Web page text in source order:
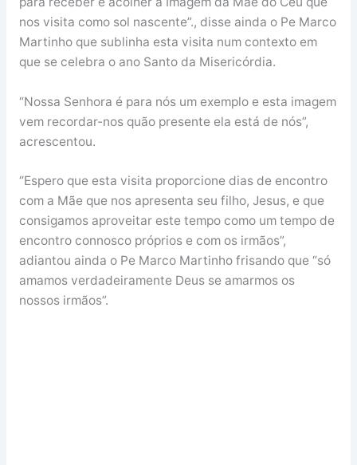
nos visita como sol nascente”., disse ainda o Pe Marco
Martinho que sublinha esta visita num contexto em
que se celebra o ano Santo da Misericórdia.
“Nossa Senhora é para nós um exemplo e esta imagem
vem recordar-nos quão presente ela está de nós”,
acrescentou.
“Espero que esta visita proporcione dias de encontro
com a Mãe que nos apresenta seu filho, Jesus, e que
consigamos aproveitar este tempo como um tempo de
encontro connosco próprios e com os irmãos”,
adiantou ainda o Pe Marco Martinho frisando que “só
amamos verdadeiramente Deus se amarmos os
nossos irmãos”.